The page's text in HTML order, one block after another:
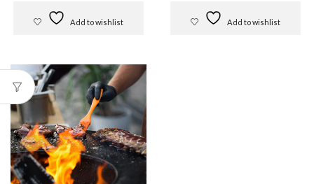
Add to wishlist Add to wishlist